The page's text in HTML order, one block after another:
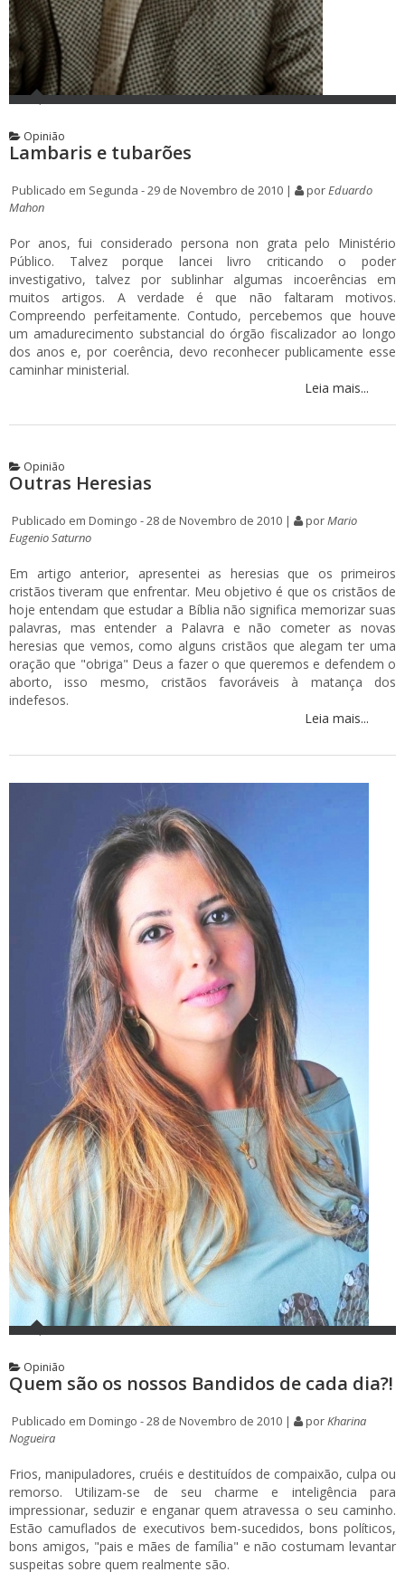
Opinião
Lambaris e tubarões
Publicado em Segunda - 29 de Novembro de 2010 | porEduardo
Mahon
Por anos, fui considerado persona non grata pelo Ministério
Público. Talvez porque lancei livro criticando o poder
investigativo, talvez por sublinhar algumas incoerências em
muitos artigos. A verdade é que não faltaram motivos.
Compreendo perfeitamente. Contudo, percebemos que houve
um amadurecimento substancial do órgão fiscalizador ao longo
dos anos e, por coerência, devo reconhecer publicamente esse
caminhar ministerial.
Leia mais...
Opinião
Outras Heresias
Publicado em Domingo - 28 de Novembro de 2010 | porMario
Eugenio Saturno
Em artigo anterior, apresentei as heresias que os primeiros
cristãos tiveram que enfrentar. Meu objetivo é que os cristãos de
hoje entendam que estudar a Bíblia não significa memorizar suas
palavras, mas entender a Palavra e não cometer as novas
heresias que vemos, como alguns cristãos que alegam ter uma
oração que "obriga" Deus a fazer o que queremos e defendem o
aborto, isso mesmo, cristãos favoráveis à matança dos
indefesos.
Leia mais...
Opinião
Quem são os nossos Bandidos de cada dia?!
Publicado em Domingo - 28 de Novembro de 2010 | porKharina
Nogueira
Frios, manipuladores, cruéis e destituídos de compaixão, culpa ou
remorso. Utilizam-se de seu charme e inteligência para
impressionar, seduzir e enganar quem atravessa o seu caminho.
Estão camuflados de executivos bem-sucedidos, bons políticos,
bons amigos, "pais e mães de família" e não costumam levantar
suspeitas sobre quem realmente são.